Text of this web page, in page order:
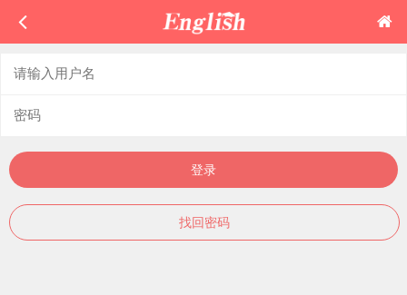
登录
找回密码